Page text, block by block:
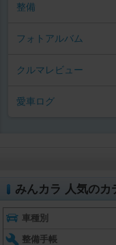
整備
フォトアルバム
クルマレビュー
愛車ログ
みんカラ 人気のカ
車種別
整備手帳